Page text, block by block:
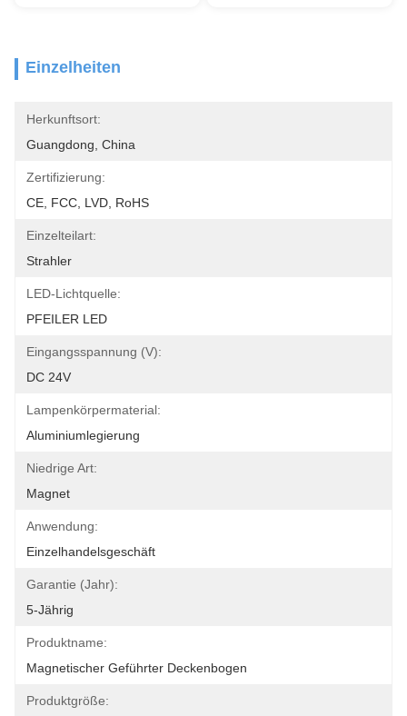
Einzelheiten
Herkunftsort:
Guangdong, China
Zertifizierung:
CE, FCC, LVD, RoHS
Einzelteilart:
Strahler
LED-Lichtquelle:
PFEILER LED
Eingangsspannung (V):
DC 24V
Lampenkörpermaterial:
Aluminiumlegierung
Niedrige Art:
Magnet
Anwendung:
Einzelhandelsgeschäft
Garantie (Jahr):
5-Jährig
Produktname:
Magnetischer Geführter Deckenbogen
Produktgröße: